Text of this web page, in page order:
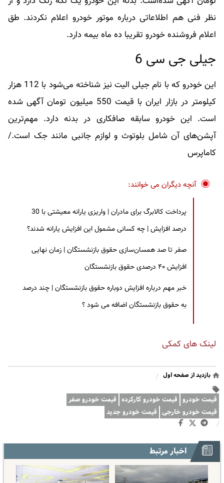
نظر فنی هم اطلاعاتی درباره موتور خودرو اعلام نکردند. طق
اعلام فروشنده خودرو تقریبا ده ماه بیمه دارد.
جیلی جی سی 6
این خودرو که با نام جیلی الیت نیز شناخته می‌شود با 112 هزار
کیلومتر در بازار ایران با قیمت 550 میلیون تومان آگهی شده‌
است. این خودرو سابقه صافکاری در بدنه دارد. مهم‌ترین
آپشن‌های آن شامل بلوتوث و لوازم جانبی مانند جک است./
کاماپرس
آنچه دیگران می خوانند:
پرداخت کالابرگ برای مادران | واریزی یارانه معیشتی با 30
درصد افزایش | چه کسانی مشمول این افزایش یارانه شدند؟
صفر تا صد همسان‌سازی حقوق بازنشستگان | زمان نهایی
افزایش ۴۰ درصدی حقوق بازنشستگان
خبر مهم درباره افزایش دوباره حقوق بازنشستگان | چند درصد
به حقوق بازنشستگان اضافه می شود ؟
لینک های کمکی
بازدید از صفحه اول /
قیمت خودرو قیمت خودرو کارکرده قیمت خودرو صفر
قیمت خودرو خارجی قیمت خودرو جدید
/
اخبار مرتبط